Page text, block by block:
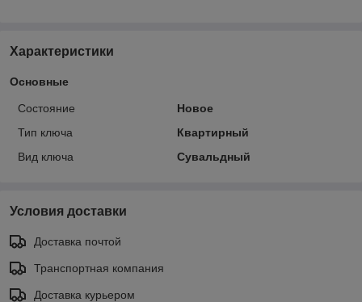
Характеристики
Основные
Состояние
Новое
Тип ключа
Квартирный
Вид ключа
Сувальдный
Условия доставки
Доставка почтой
Транспортная компания
Доставка курьером